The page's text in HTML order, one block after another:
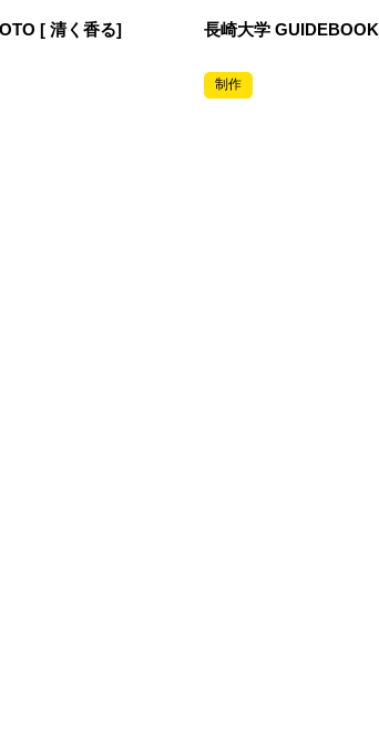
[ 清く香る] 長崎大学 GUIDEBOOK
制作